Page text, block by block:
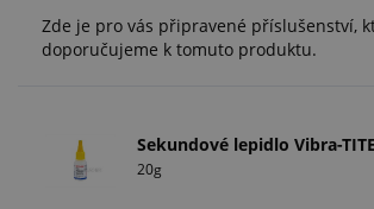
Zde je pro vás připravené příslušenství,
doporučujeme k tomuto produktu.
Sekundové lepidlo Vibra-
20g